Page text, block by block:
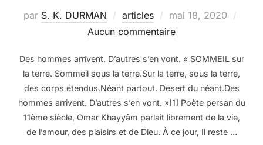
par S. K. DURMAN articles
Publié
le
mai 18, 2020
Aucun commentaire
Des hommes arrivent. D’autres s’en vont. « SOMMEIL sur
la terre. Sommeil sous la terre.Sur la terre, sous la terre,
des corps étendus.Néant partout. Désert du néant.Des
hommes arrivent. D’autres s’en vont. »[1] Poète persan du
11ème siècle, Omar Khayyâm parlait librement de la vie,
de l’amour, des plaisirs et de Dieu. À ce jour, Il reste …